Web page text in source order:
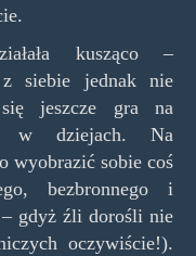
kusząco –
z siebie jednak nie
się jeszcze gra na
w dziejach. Na
wyobrazić sobie coś
bezbronnego i
– gdyż źli dorośli nie
oczywiście!).